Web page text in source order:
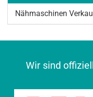
Nähmaschinen
Wir sind